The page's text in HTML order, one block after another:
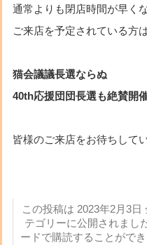
通常よりも閉店時間が早く
ご来店を予定されている方
猫会議議長選ならぬ
40th応援団団長選も絶賛開
皆様のご来店をお待ちしてい
この投稿は 2023年2月3日
テゴリーに公開されまし
ードで購読することがで